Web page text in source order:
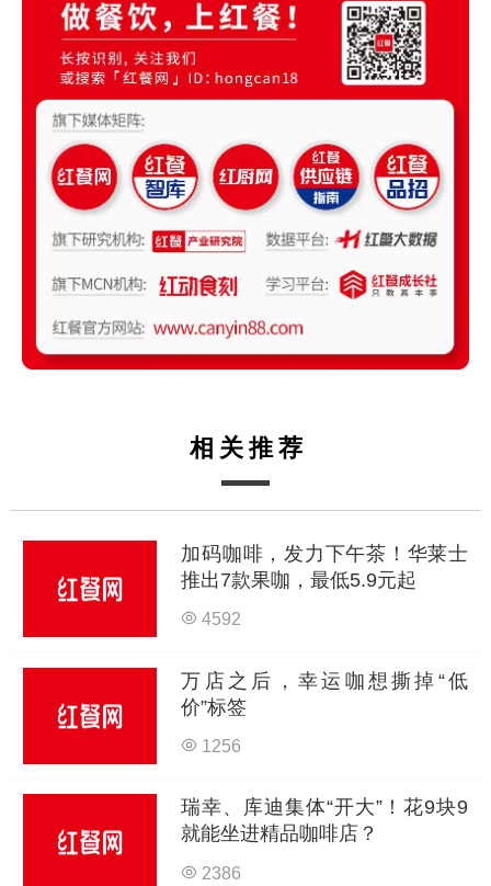
相关推荐
加码咖啡，发力下午茶！华莱士
推出7款果咖，最低5.9元起
4592
万店之后，幸运咖想撕掉“低
价”标签
1256
瑞幸、库迪集体“开大”！花9块9
就能坐进精品咖啡店？
2386